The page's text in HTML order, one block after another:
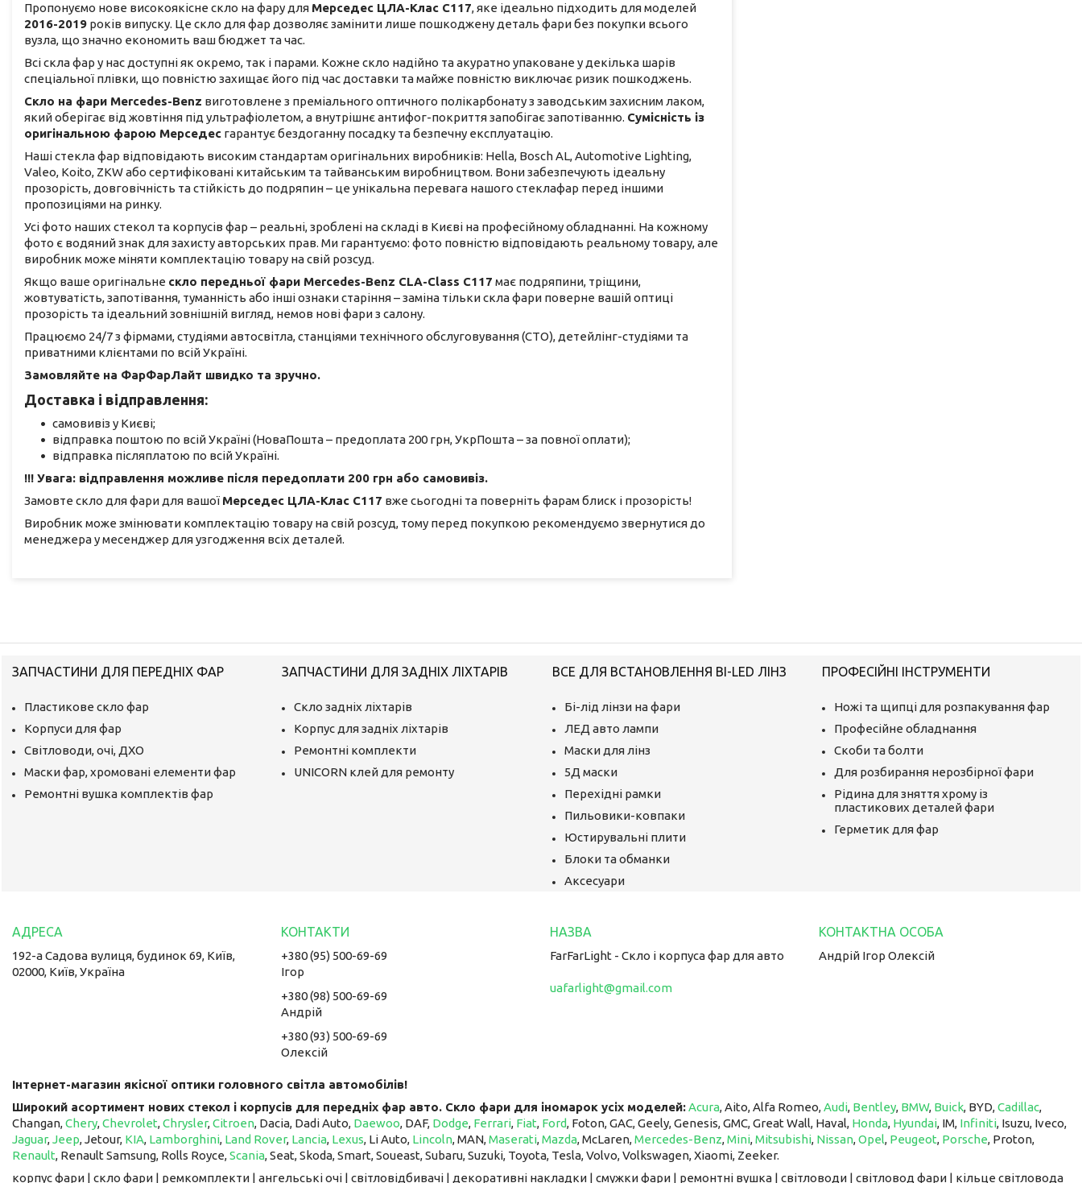
Пропонуємо нове високоякісне скло на фару для Мерседес ЦЛА-Клас С117, яке ідеально підходить для моделей
2016-2019 років випуску. Це скло для фар дозволяє замінити лише пошкоджену деталь фари без покупки всього
вузла, що значно економить ваш бюджет та час.
Всі скла фар у нас доступні як окремо, так і парами. Кожне скло надійно та акуратно упаковане у декілька шарів
спеціальної плівки, що повністю захищає його під час доставки та майже повністю виключає ризик пошкоджень.
Скло на фари Mercedes-Benz виготовлене з преміального оптичного полікарбонату з заводським захисним лаком,
який оберігає від жовтіння під ультрафіолетом, а внутрішнє антифог-покриття запобігає запотіванню. Сумісність із
оригінальною фарою Мерседес гарантує бездоганну посадку та безпечну експлуатацію.
Наші стекла фар відповідають високим стандартам оригінальних виробників: Hella, Bosch AL, Automotive Lighting,
Valeo, Koito, ZKW або сертифіковані китайським та тайванським виробництвом. Вони забезпечують ідеальну
прозорість, довговічність та стійкість до подряпин – це унікальна перевага нашого стеклафар перед іншими
пропозиціями на ринку.
Усі фото наших стекол та корпусів фар – реальні, зроблені на складі в Києві на професійному обладнанні. На кожному
фото є водяний знак для захисту авторських прав. Ми гарантуємо: фото повністю відповідають реальному товару, але
виробник може міняти комплектацію товару на свій розсуд.
Якщо ваше оригінальне скло передньої фари Mercedes-Benz CLA-Class C117 має подряпини, тріщини,
жовтуватість, запотівання, туманність або інші ознаки старіння – заміна тільки скла фари поверне вашій оптиці
прозорість та ідеальний зовнішній вигляд, немов нові фари з салону.
Працюємо 24/7 з фірмами, студіями автосвітла, станціями технічного обслуговування (СТО), детейлінг-студіями та
приватними клієнтами по всій Україні.
Замовляйте на ФарФарЛайт швидко та зручно.
Доставка і відправлення:
самовивіз у Києві;
відправка поштою по всій Україні (НоваПошта – предоплата 200 грн, УкрПошта – за повної оплати);
відправка післяплатою по всій Україні.
!!! Увага: відправлення можливе після передоплати 200 грн або самовивіз.
Замовте скло для фари для вашої Мерседес ЦЛА-Клас С117 вже сьогодні та поверніть фарам блиск і прозорість!
Виробник може змінювати комплектацію товару на свій розсуд, тому перед покупкою рекомендуємо звернутися до
менеджера у месенджер для узгодження всіх деталей.
ЗАПЧАСТИНИ ДЛЯ ПЕРЕДНІХ ФАР
Пластикове скло фар
Корпуси для фар
Світловоди, очі, ДХО
Маски фар, хромовані елементи фар
Ремонтні вушка комплектів фар
ЗАПЧАСТИНИ ДЛЯ ЗАДНІХ ЛІХТАРІВ
Скло задніх ліхтарів
Корпус для задніх ліхтарів
Ремонтні комплекти
UNICORN клей для ремонту
ВСЕ ДЛЯ ВСТАНОВЛЕННЯ BI-LED ЛІНЗ
Бі-лід лінзи на фари
ЛЕД авто лампи
Маски для лінз
5Д маски
Перехідні рамки
Пильовики-ковпаки
Юстирувальні плити
Блоки та обманки
Аксесуари
ПРОФЕСІЙНІ ІНСТРУМЕНТИ
Ножі та щипці для розпакування фар
Професійне обладнання
Скоби та болти
Для розбирання нерозбірної фари
Рідина для зняття хрому із
пластикових деталей фари
Герметик для фар
192-а Садова вулиця, будинок 69, Київ,
02000, Київ, Україна
+380 (95) 500-69-69
Ігор
+380 (98) 500-69-69
Андрій
+380 (93) 500-69-69
Олексій
FarFarLight - Cкло і корпуса фар для авто
uafarlight@gmail.com
Андрій Ігор Олексій
Інтернет-магазин якісної оптики головного світла автомобілів!
Широкий асортимент нових стекол і корпусів для передніх фар авто. Скло фари для іномарок усіх моделей:Acura, Aito, Alfa Romeo,Audi, Bentley, BMW, Buick, BYD,Cadillac,
Changan,Chery,Chevrolet,Chrysler,Citroen, Dacia, Dadi Auto, Daewoo, DAF, Dodge, Ferrari, Fiat, Ford, Foton, GAC, Geely, Genesis, GMC, Great Wall, Haval, Honda, Hyundai, IM, ​​​​​​​ Infiniti, Isuzu, Iveco,
Jaguar,Jeep, Jetour, ​​​​​​​ KIA, Lamborghini, Land Rover, Lancia, Lexus, Li Auto, ​​​​​​​ Lincoln, MAN,Maserati,Mazda, McLaren, ​​​​​​​Mercedes-Benz,Mini,Mitsubishi, Nissan,Opel, Peugeot, Porsche, Proton, ​​​​​​​
Renault, Renault Samsung, Rolls Royce,Scania, Seat, Skoda, Smart, Soueast, Subaru, Suzuki, Toyota, Tesla, Volvo, Volkswagen, Xiaomi, Zeeker.
корпус фари | скло фари | ремкомплекти | ангельські очі | світловідбивачі | декоративні накладки | смужки фари | ремонтні вушка | світловоди | світловод фари | кільце світловода